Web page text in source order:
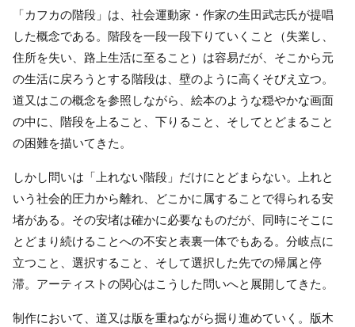
「カフカの階段」は、社会運動家・作家の生田武志氏が提唱
した概念である。階段を一段一段下りていくこと（失業し、
住所を失い、路上生活に至ること）は容易だが、そこから元
の生活に戻ろうとする階段は、壁のように高くそびえ立つ。
道又はこの概念を参照しながら、絵本のような穏やかな画面
の中に、階段を上ること、下りること、そしてとどまること
の困難を描いてきた。
しかし問いは「上れない階段」だけにとどまらない。上れと
いう社会的圧力から離れ、どこかに属することで得られる安
堵がある。その安堵は確かに必要なものだが、同時にそこに
とどまり続けることへの不安と表裏一体でもある。分岐点に
立つこと、選択すること、そして選択した先での帰属と停
滞。アーティストの関心はこうした問いへと展開してきた。
制作において、道又は版を重ねながら掘り進めていく。版木